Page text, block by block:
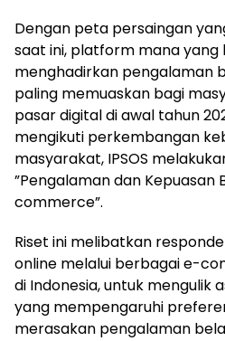
Dengan peta persaingan
saat ini, platform mana yang
menghadirkan pengalaman
paling memuaskan bagi
pasar digital di awal tahun
mengikuti perkembangan
masyarakat, IPSOS
”Pengalaman dan Kepuasan
commerce”.
Riset ini melibatkan
online melalui berbagai e-
di Indonesia, untuk mengulik
yang mempengaruhi
merasakan pengalaman